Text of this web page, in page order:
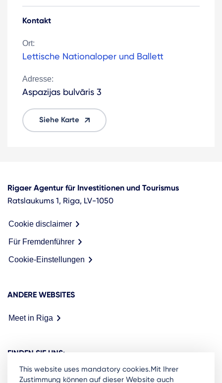
Kontakt
Ort:
Lettische Nationaloper und Ballett
Adresse:
Aspazijas bulvāris 3
Siehe Karte
Rigaer Agentur für Investitionen und Tourismus
Ratslaukums 1, Riga, LV-1050
Cookie disclaimer
Für Fremdenführer
Cookie-Einstellungen
ANDERE WEBSITES
Meet in Riga
FINDEN SIE UNS:
This website uses mandatory cookies.Mit Ihrer
Zustimmung können auf dieser Website auch